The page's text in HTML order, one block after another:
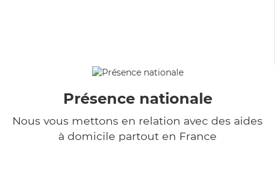
Présence nationale
Nous vous mettons en relation avec des aides
à domicile partout en France